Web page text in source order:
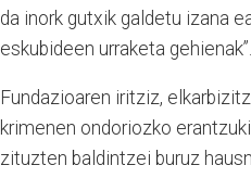
da inork gutxik galdetu izana
eskubideen urraketa gehienak”.
Fundazioaren iritziz,
krimenen ondoriozko
zituzten baldintzei buruz